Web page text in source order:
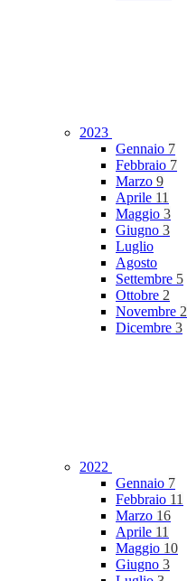
2023
Gennaio 7
Febbraio 7
Marzo 9
Aprile 11
Maggio 3
Giugno 3
Luglio
Agosto
Settembre 5
Ottobre 2
Novembre 2
Dicembre 3
2022
Gennaio 7
Febbraio 11
Marzo 16
Aprile 11
Maggio 10
Giugno 3